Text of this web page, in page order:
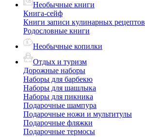
Необычные книги
Книга-сейф
Книги записи кулинарных рецептов
Родословные книги
Необычные копилки
Отдых и туризм
Дорожные наборы
Наборы для барбекю
Наборы для шашлыка
Наборы для пикника
Подарочные шампура
Подарочные ножи и мультитулы
Подарочные фляжки
Подарочные термосы